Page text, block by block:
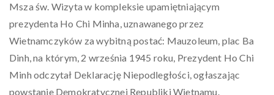
Msza św. Wizyta w kompleksie upamiętniającym
prezydenta Ho Chi Minha, uznawanego przez
Wietnamczyków za wybitną postać: Mauzoleum, plac Ba
Dinh, na którym, 2 września 1945 roku, Prezydent Ho Chi
Minh odczytał Deklarację Niepodległości, ogłaszając
powstanie Demokratycznej Republiki Wietnamu.